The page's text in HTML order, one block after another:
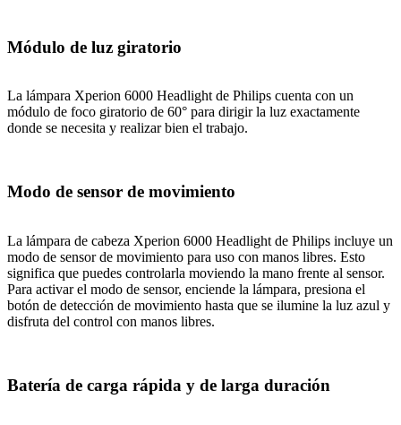
Módulo de luz giratorio
La lámpara Xperion 6000 Headlight de Philips cuenta con un
módulo de foco giratorio de 60° para dirigir la luz exactamente
donde se necesita y realizar bien el trabajo.
Modo de sensor de movimiento
La lámpara de cabeza Xperion 6000 Headlight de Philips incluye un
modo de sensor de movimiento para uso con manos libres. Esto
significa que puedes controlarla moviendo la mano frente al sensor.
Para activar el modo de sensor, enciende la lámpara, presiona el
botón de detección de movimiento hasta que se ilumine la luz azul y
disfruta del control con manos libres.
Batería de carga rápida y de larga duración